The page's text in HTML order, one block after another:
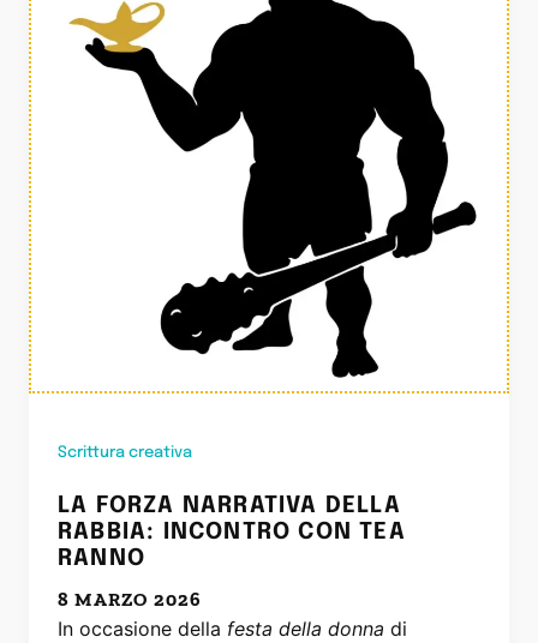
Scrittura creativa
LA FORZA NARRATIVA DELLA
RABBIA: INCONTRO CON TEA
RANNO
8 MARZO 2026
In occasione della festa della donna di